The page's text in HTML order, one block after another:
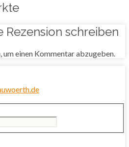
Rezension schreiben
um einen Kommentar abzugeben.